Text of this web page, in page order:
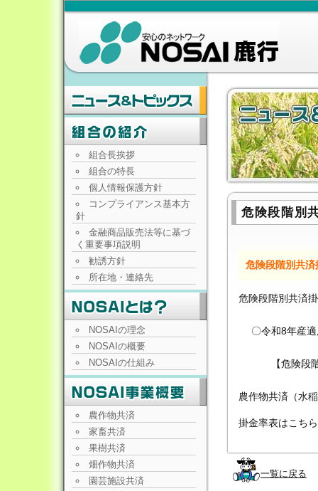
組合長挨拶
組合の特長
個人情報保護方針
コンプライアンス基本方
針
金融商品販売法等に基づ
く重要事項説明
勧誘方針
所在地・連絡先
NOSAIの理念
NOSAIの概要
NOSAIの仕組み
農作物共済
家畜共済
果樹共済
畑作物共済
園芸施設共済
危険段階別
危険段階別共
危険段階別共済
〇令和8年産適
【危険段階
農作物共済（水
掛金率表はこちら
一覧に戻る